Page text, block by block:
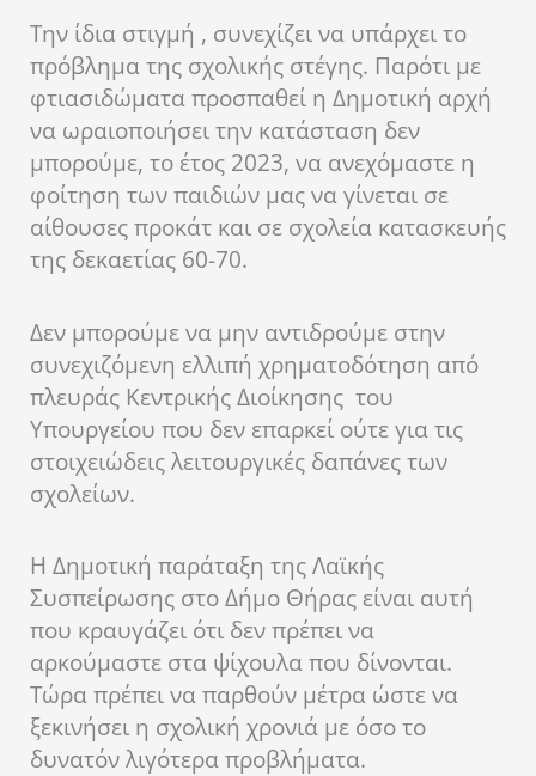
Την ίδια στιγμή , συνεχίζει να υπάρχει το
πρόβλημα της σχολικής στέγης. Παρότι με
φτιασιδώματα προσπαθεί η Δημοτική αρχή
να ωραιοποιήσει την κατάσταση δεν
μπορούμε, το έτος 2023, να ανεχόμαστε η
φοίτηση των παιδιών μας να γίνεται σε
αίθουσες προκάτ και σε σχολεία κατασκευής
της δεκαετίας 60-70.
Δεν μπορούμε να μην αντιδρούμε στην
συνεχιζόμενη ελλιπή χρηματοδότηση από
πλευράς Κεντρικής Διοίκησης του
Υπουργείου που δεν επαρκεί ούτε για τις
στοιχειώδεις λειτουργικές δαπάνες των
σχολείων.
Η Δημοτική παράταξη της Λαϊκής
Συσπείρωσης στο Δήμο Θήρας είναι αυτή
που κραυγάζει ότι δεν πρέπει να
αρκούμαστε στα ψίχουλα που δίνονται.
Τώρα πρέπει να παρθούν μέτρα ώστε να
ξεκινήσει η σχολική χρονιά με όσο το
δυνατόν λιγότερα προβλήματα.